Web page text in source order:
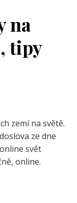
na
tipy
zemí na světě.
ze dne
svět
online.